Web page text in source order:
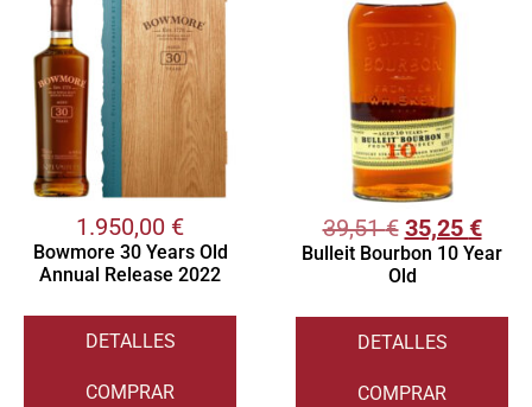
1.950,00 €
Bowmore 30 Years Old
Annual Release 2022
DETALLES
COMPRAR
39,51€ 35,25 €
Bulleit Bourbon 10 Year
Old
DETALLES
COMPRAR